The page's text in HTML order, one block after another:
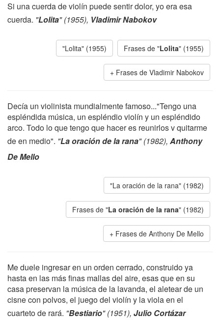
Si una cuerda de violín puede sentir dolor, yo era esa
cuerda. "Lolita" (1955), Vladimir Nabokov
"Lolita" (1955) Frases de "Lolita" (1955)
Frases de Vladimir Nabokov
Decía un violinista mundialmente famoso..."Tengo una
espléndida música, un espléndio violín y un espléndido
arco. Todo lo que tengo que hacer es reunirlos v quitarme
de en medio". "La oración de la rana" (1982), Anthony
De Mello
"La oración de la rana" (1982)
Frases de "La oración de la rana" (1982)
Frases de Anthony De Mello
Me duele ingresar en un orden cerrado, construido ya
hasta en las más finas mallas del aire, esas que en su
casa preservan la música de la lavanda, el aletear de un
cisne con polvos, el juego del violín y la viola en el
cuarteto de rará. "Bestiario" (1951), Julio Cortázar